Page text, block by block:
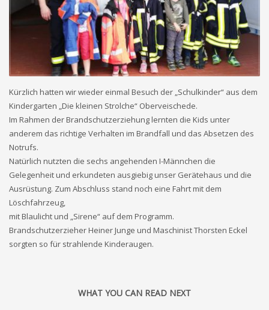
Kürzlich hatten wir wieder einmal Besuch der „Schulkinder“ aus dem
Kindergarten „Die kleinen Strolche“ Oberveischede.
Im Rahmen der Brandschutzerziehung lernten die Kids unter
anderem das richtige Verhalten im Brandfall und das Absetzen des
Notrufs.
Natürlich nutzten die sechs angehenden I-Männchen die
Gelegenheit und erkundeten ausgiebig unser Gerätehaus und die
Ausrüstung. Zum Abschluss stand noch eine Fahrt mit dem
Löschfahrzeug,
mit Blaulicht und „Sirene“ auf dem Programm.
Brandschutzerzieher Heiner Junge und Maschinist Thorsten Eckel
sorgten so für strahlende Kinderaugen.
WHAT YOU CAN READ NEXT